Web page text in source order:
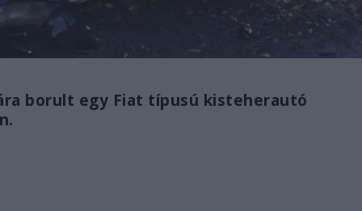
borult egy Fiat típusú kisteherautó